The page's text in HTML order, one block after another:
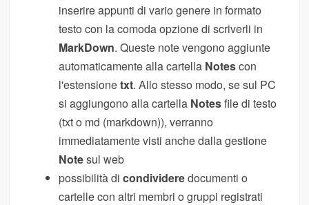
inserire appunti di vario genere in formato
testo con la comoda opzione di scriverli in
MarkDown. Queste note vengono aggiunte
automaticamente alla cartella Notescon
l'estensionetxt. Allo stesso modo, se sul PC
si aggiungono alla cartella Notesfile di testo
(txt o md (markdown)), verranno
immediatamente visti anche dalla gestione
Notesul web
possibilità dicondivideredocumenti o
cartelle con altri membri o gruppi registrati